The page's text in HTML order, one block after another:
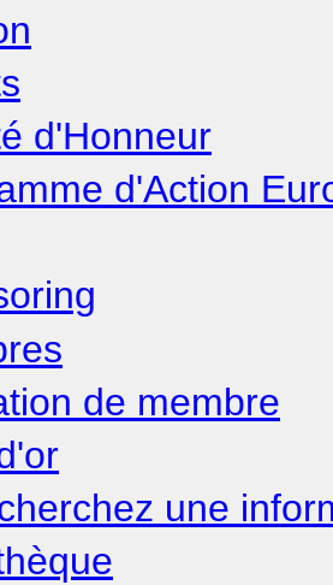
d'Honneur
d'Action
de membre
une